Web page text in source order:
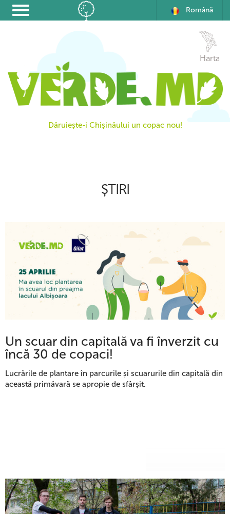
Română
Dăruiește-i Chișinăului un copac nou!
Harta
ȘTIRI
Un scuar din capitală va fi înverzit cu
încă 30 de copaci!
Lucrările de plantare în parcurile și scuarurile din capitală din
această primăvară se apropie de sfârșit.